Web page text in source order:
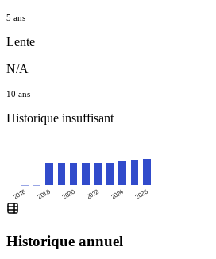
5 ans
Lente
N/A
10 ans
Historique insuffisant
2016 2018 2020 2022 2024 2026
Historique annuel